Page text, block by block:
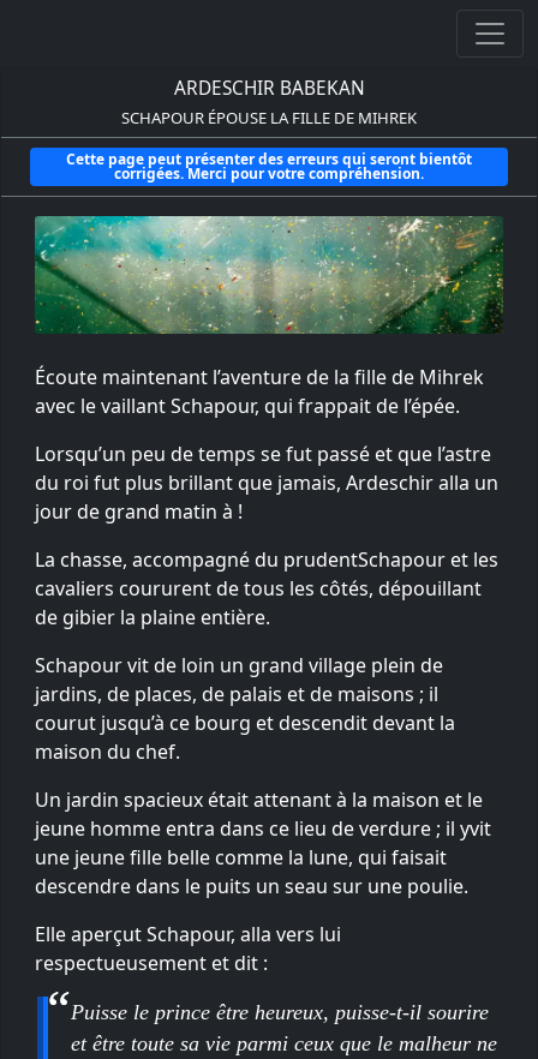
ARDESCHIR BABEKAN
SCHAPOUR ÉPOUSE LA FILLE DE MIHREK
Cette page peut présenter des erreurs qui seront bientôt
corrigées. Merci pour votre compréhension.
Écoute maintenant l’aventure de la fille de Mihrek
avec le vaillant Schapour, qui frappait de l’épée.
Lorsqu’un peu de temps se fut passé et que l’astre
du roi fut plus brillant que jamais, Ardeschir alla un
jour de grand matin à !
La chasse, accompagné du prudentSchapour et les
cavaliers coururent de tous les côtés, dépouillant
de gibier la plaine entière.
Schapour vit de loin un grand village plein de
jardins, de places, de palais et de maisons ; il
courut jusqu’à ce bourg et descendit devant la
maison du chef.
Un jardin spacieux était attenant à la maison et le
jeune homme entra dans ce lieu de verdure ; il yvit
une jeune fille belle comme la lune, qui faisait
descendre dans le puits un seau sur une poulie.
Elle aperçut Schapour, alla vers lui
respectueusement et dit :
Puisse le prince être heureux, puisse-t-il sourire
et être toute sa vie parmi ceux que le malheur ne